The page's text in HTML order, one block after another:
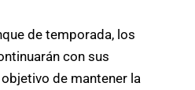
de temporada, los
con sus
de mantener la